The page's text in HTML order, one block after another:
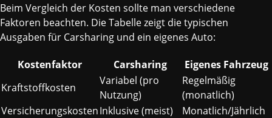
Beim Vergleich der Kosten sollte man verschiedene
Faktoren beachten. Die Tabelle zeigt die typischen
Ausgaben für Carsharing und ein eigenes Auto:
Kostenfaktor Carsharing
Eigenes Fahrzeug
Kraftstoffkosten
Variabel (pro
Nutzung)
Regelmäßig
(monatlich)
VersicherungskostenInklusive (meist)
Monatlich/Jährlich